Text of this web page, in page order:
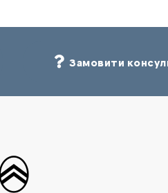
Замовити